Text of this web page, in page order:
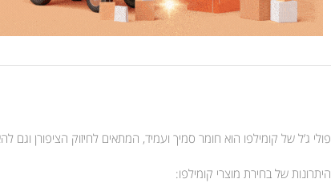
פולי ג’ל של קומילפו הוא חומר סמיך ועמיד, המתאים לחיזוק הציפורן וגם
היתרונות של בחירת מוצרי קומילפו: